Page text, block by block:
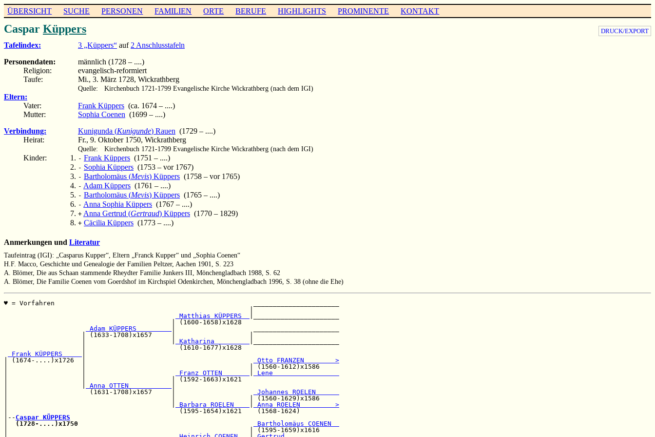
ÜBERSICHT SUCHE PERSONEN FAMILIEN ORTE BERUFE HIGHLIGHTS PROMINENTE KONTAKT
DRUCK/EXPORT
Caspar Küppers
Tafelindex: 3 „Küppers“ auf 2 Anschlusstafeln
Personendaten:
männlich (1728 – ....)
Religion:
evangelisch-reformiert
Taufe:
Mi., 3. März 1728, Wickrathberg
Quelle: Kirchenbuch 1721-1799 Evangelische Kirche Wickrathberg (nach dem IGI)
Eltern:
Vater:
Frank Küppers (ca. 1674 – ....)
Mutter:
Sophia Coenen (1699 – ....)
Verbindung:
Kunigunda (Kunigunde) Rauen (1729 – ....)
Heirat:
Fr., 9. Oktober 1750, Wickrathberg
Quelle: Kirchenbuch 1721-1799 Evangelische Kirche Wickrathberg (nach dem IGI)
Kinder: - Frank Küppers (1751 – ....)
- Sophia Küppers (1753 – vor 1767)
- Bartholomäus (Mevis) Küppers (1758 – vor 1765)
- Adam Küppers (1761 – ....)
- Bartholomäus (Mevis) Küppers (1765 – ....)
- Anna Sophia Küppers (1767 – ....)
+ Anna Gertrud (Gertraud) Küppers (1770 – 1829)
+ Cäcilia Küppers (1773 – ....)
Anmerkungen und Literatur
Taufeintrag (IGI): „Casparus Kupper“, Eltern „Franck Kupper“ und „Sophia Coenen“
H.F. Macco, Geschichte und Genealogie der Familien Peltzer, Aachen 1901, S. 223
A. Blömer, Die aus Schaan stammende Rheydter Familie Junkers III, Mönchengladbach 1988, S. 62
A. Blömer, Die Familie Coenen vom Goerdshof im Kirchspiel Odenkirchen, Mönchengladbach 1996, S. 38 (ohne die Ehe)
♥ = Vorfahren                                                   ______________________
                                                               |
Matthias KÜPPERS
                                           | (1600-1658)x1628
Adam KÜPPERS
                    | (1633-1708)x1657     |                   |
Katharina
                    |                        (1610-1677)x1628
Frank KÜPPERS
| (1674-....)x1726  |
Otto FRANZEN        >
|                   |                                          | (1560-1612)x1586
Franz OTTEN
Lene
|                   |                      | (1592-1663)x1621
Anna OTTEN
|                     (1631-1708)x1657     |
Johannes ROELEN
|                                          |                   | (1560-1629)x1586
Barbara ROELEN
Anna ROELEN         >
|                                            (1595-1654)x1621    (1568-1624)
|-- Caspar KÜPPERS
(1728-....)x1750
Bartholomäus COENEN
|                                                              | (1595-1659)x1616